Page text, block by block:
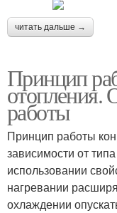
читать дальше →
Принцип
работы
Принцип работы
зависимости от
использовании
нагревании
охлаждении